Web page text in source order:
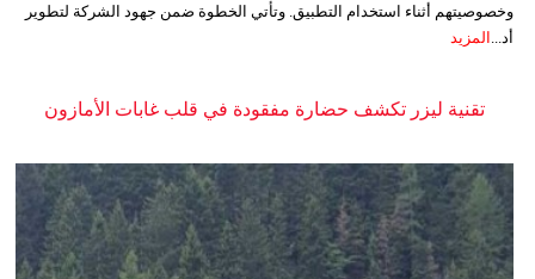
وخصوصيتهم أثناء استخدام التطبيق. وتأتي الخطوة ضمن جهود الشركة لتطوير
أد... المزيد
تقنية ليزر تكشف حضارة مفقودة في قلب غابات الأمازون